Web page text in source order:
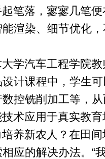
笔落，寥寥几笔
渲染、细节优化
学汽车工程学院
计课程中，学生
控铣削加工等，从
术应用于真实教
养新农人？在田
应的解决办法。“